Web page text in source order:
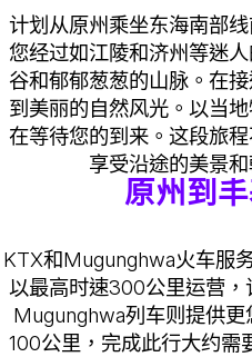
计划从原州乘坐东海南部
您经过如江陵和济州等迷
谷和郁郁葱葱的山脉。在
到美丽的自然风光。以当
在等待您的到来。这段旅
享受沿途的美景
原州到
KTX和Mugunghwa火车服
以最高时速300公里运营，
Mugunghwa列车则提供
100公里，完成此行大约需